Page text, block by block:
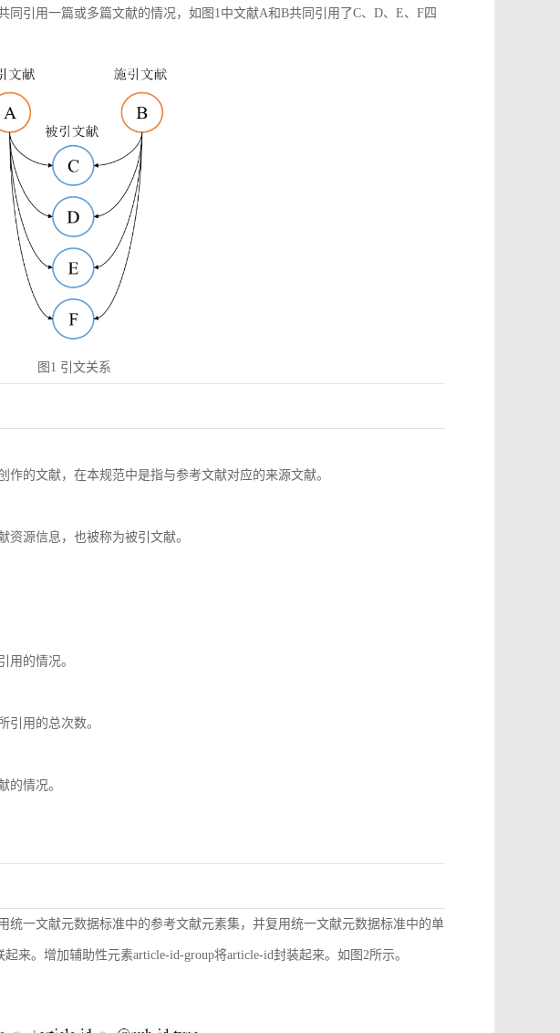
引用一篇或多篇文献的情况，如图1中文献A和B共同引用了C、D、E、F四
图1 引文关系
的文献，在本规范中是指与参考文献对应的来源文献。
源信息，也被称为被引文献。
用的情况。
引用的总次数。
的情况。
统一文献元数据标准中的参考文献元素集，并复用统一文献元数据标准中的单
来。增加辅助性元素article-id-group将article-id封装起来。如图2所示。